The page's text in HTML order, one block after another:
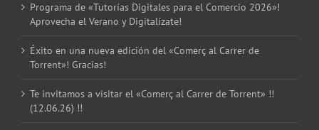
Programa de «Tutorías Digitales para el Comercio 2026»!
Aprovecha el Verano y Digitalízate!
Éxito en una nueva edición del «Comerç al Carrer de
Torrent»! Gracias!
Te invitamos a visitar el «Comerç al Carrer de Torrent» !!
(12.06.26) !!